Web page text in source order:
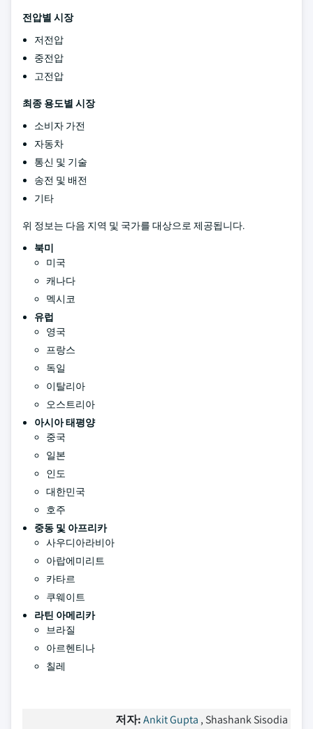
전압별 시장
저전압
중전압
고전압
최종 용도별 시장
소비자 가전
자동차
통신 및 기술
송전 및 배전
기타
위 정보는 다음 지역 및 국가를 대상으로 제공됩니다.
북미
미국
캐나다
멕시코
유럽
영국
프랑스
독일
이탈리아
오스트리아
아시아 태평양
중국
일본
인도
대한민국
호주
중동 및 아프리카
사우디아라비아
아랍에미리트
카타르
쿠웨이트
라틴 아메리카
브라질
아르헨티나
칠레
저자:Ankit Gupta , Shashank Sisodia